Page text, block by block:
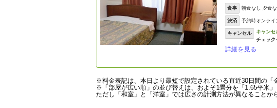
食事 朝食なし 夕食な
決済 予約時オンライ
キャンセル
詳細を見る
※料金表記は、本日より最短で設定されている直近30日間の「
※「部屋が広い順」の並び替えは、およそ1畳分を「1.65平米」
ただし「和室」と「洋室」では広さの計測方法が異なること